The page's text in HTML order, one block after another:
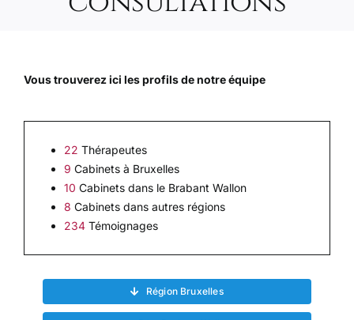
Vous trouverez ici les profils de notre équipe
22 Thérapeutes
9 Cabinets à Bruxelles
10 Cabinets dans le Brabant Wallon
8 Cabinets dans autres régions
234Témoignages
Région Bruxelles